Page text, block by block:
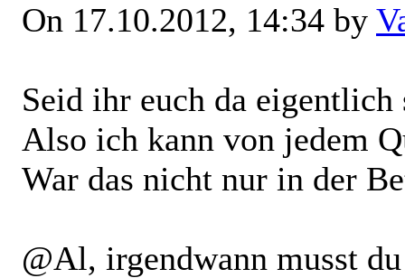
On 17.10.2012, 14:34 by
Seid ihr euch da
Also ich kann von jedem
War das nicht nur in der
@Al, irgendwann musst